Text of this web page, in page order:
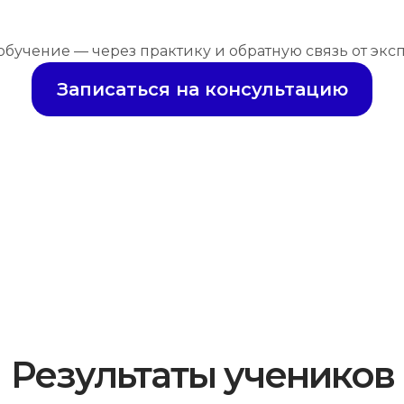
— через практику и обратную связь от
Записаться на консультацию
Результаты учеников